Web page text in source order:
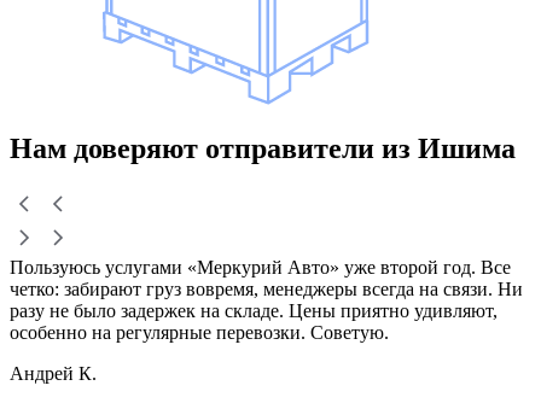
Нам доверяют отправители из Ишима
Пользуюсь услугами «Меркурий Авто» уже второй год. Все
четко: забирают груз вовремя, менеджеры всегда на связи. Ни
разу не было задержек на складе. Цены приятно удивляют,
особенно на регулярные перевозки. Советую.
Андрей К.